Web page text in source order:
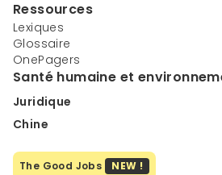
Ressources
Lexiques
Glossaire
OnePagers
Santé humaine et
Juridique
Chine
The Good Jobs NEW !